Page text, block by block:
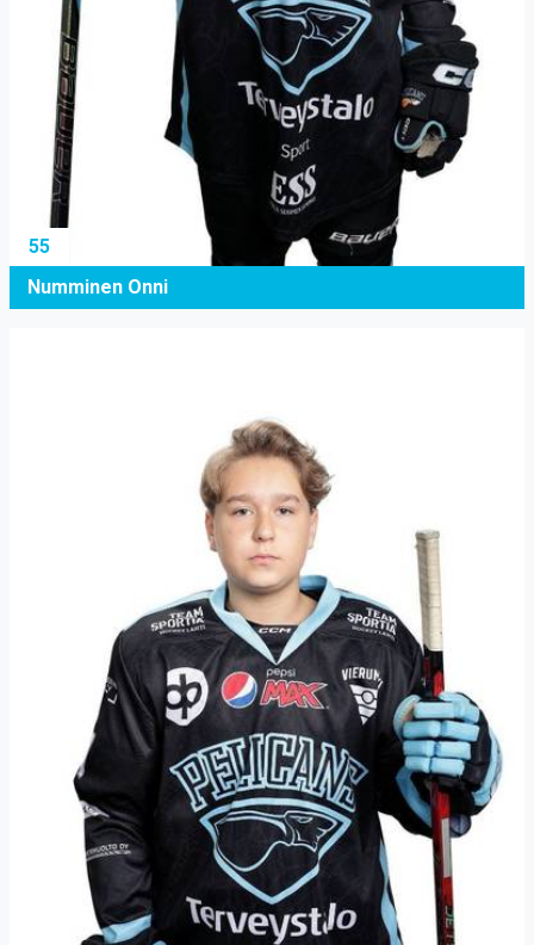
55
Numminen Onni